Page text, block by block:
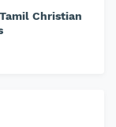
Tamil Christian